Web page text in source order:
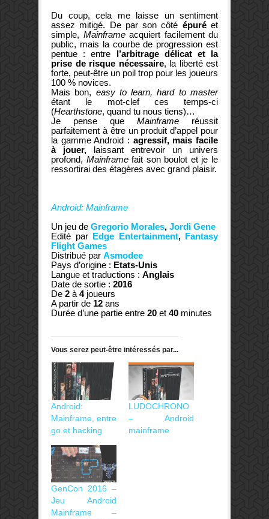
Du coup, cela me laisse un sentiment
assez mitigé. De par son côté épuréet
simple, Mainframeacquiert facilement du
public, mais la courbe de progression est
pentue : entre l’arbitrage délicat et la
prise de risque nécessaire, la liberté est
forte, peut-être un poil trop pour les joueurs
100 % novices.
Mais bon, easy to learn, hard to master
étant le mot-clef ces temps-ci
(Hearthstone, quand tu nous tiens)…
Je pense que Mainframe réussit
parfaitement à être un produit d’appel pour
la gamme Android : agressif, mais facile
à jouer, laissant entrevoir un univers
profond, Mainframefait son boulot et je le
ressortirai des étagères avec grand plaisir.
Android: Mainframe
Un jeu de Gregorio Morales, Jordi Gene
Edité par Edge Entertainment, Fantasy
Flight Games
Distribué par Asmodee
Pays d’origine : Etats-Unis
Langue et traductions : Anglais
Date de sortie : 2016
De 2 à 4joueurs
A partir de 12 ans
Durée d’une partie entre 20 et 40 minutes
Vous serez peut-être intéressés par...
Android:
Mainframe, entre
go et hacking
LUDOCHRONO
– Android
mainframe
GenCon 2016 –
Jeu Android
Mainframe –